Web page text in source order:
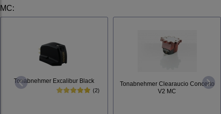
MC:
Tonabnehmer Excalibur Black
(2)
Tonabnehmer Clearaucio Concerto
V2 MC